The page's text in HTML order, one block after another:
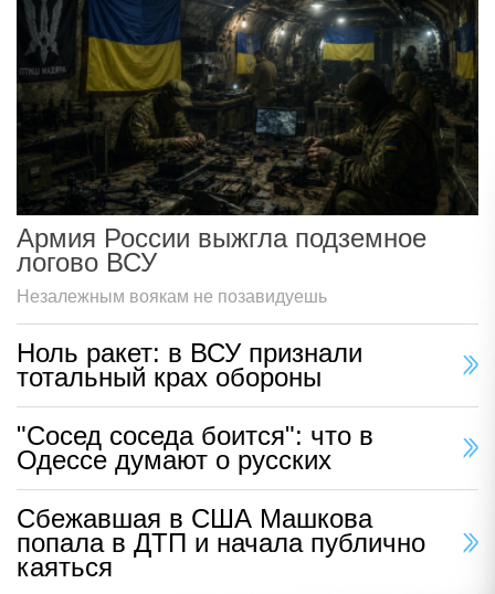
Армия России выжгла подземное
логово ВСУ
Незалежным воякам не позавидуешь
Ноль ракет: в ВСУ признали
тотальный крах обороны
"Сосед соседа боится": что в
Одессе думают о русских
Сбежавшая в США Машкова
попала в ДТП и начала публично
каяться